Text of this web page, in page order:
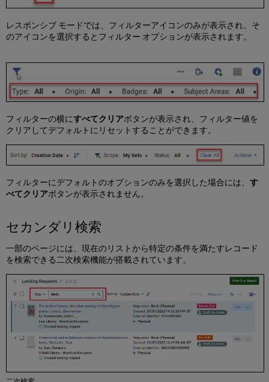
フ
セ
ッ
表
の
カ
タ
マ
イ
ズ
表
示
の
タ
マ
イ
ズ
法
を
示
す
ビ
デ
オ
ス
レスポンシブ モードでは、フィルターアイコンのみが表示され、そ
のアイコンを選択するとフィルター オプションが表示されます。
フィルターの横にすべてクリアボタンが表示され、フィルター値を
クリアしてデフォルトにリセットすることができます。
フィルターにデフォルトのオプションのみを選択した場合には、す
べてクリアボタンが表示されません。
セカンダリ検索
一部のページには、現在のリストから特定の条件を満たすレコード
を検索できる二次検索機能が搭載されています。